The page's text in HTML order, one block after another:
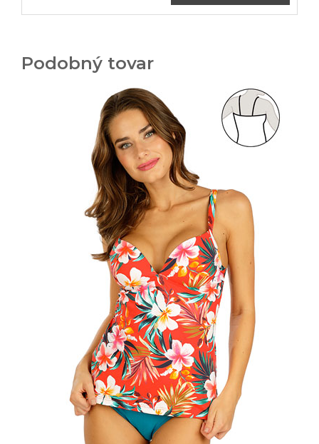
Podobný tovar